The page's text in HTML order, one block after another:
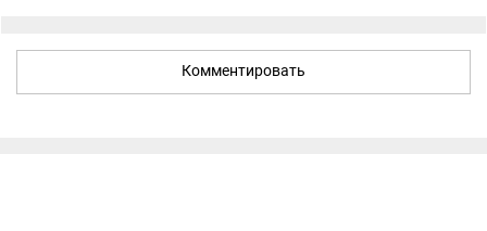
Комментировать